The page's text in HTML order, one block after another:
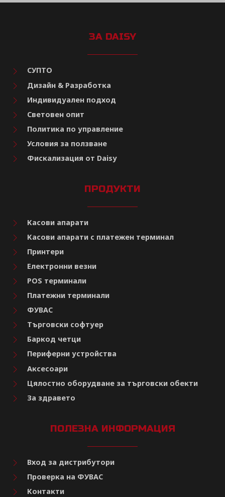
ЗА DAISY
СУПТО
Дизайн & Разработка
Индивидуален подход
Световен опит
Политика по управление
Условия за ползване
Фискализация от Daisy
ПРОДУКТИ
Касови апарати
Касови апарати с платежен терминал
Принтери
Електронни везни
POS терминали
Платежни терминали
ФУВАС
Търговски софтуер
Баркод четци
Периферни устройства
Аксесоари
Цялостно оборудване за търговски обекти
За здравето
ПОЛЕЗНА ИНФОРМАЦИЯ
Вход за дистрибутори
Проверка на ФУВАС
Контакти